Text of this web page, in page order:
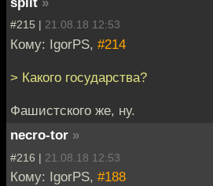
#215 | 21.08.18 12:53
Кому: IgorPS, #214
> Какого государства?
Фашистского же, ну.
necro-tor »
#216 | 21.08.18 12:53
Кому: IgorPS, #188